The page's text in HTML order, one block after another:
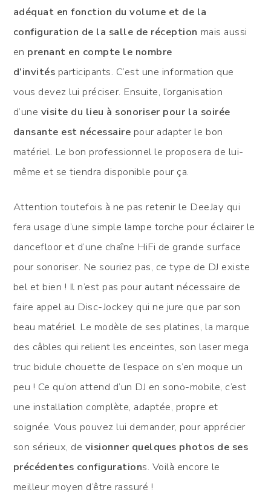
adéquat en fonction du volume et de la
configuration de la salle de réception mais aussi
en prenant en compte le nombre
d’invités participants. C’est une information que
vous devez lui préciser. Ensuite, l’organisation
d’une visite du lieu à sonoriser pour la soirée
dansante est nécessaire pour adapter le bon
matériel. Le bon professionnel le proposera de lui-
même et se tiendra disponible pour ça.
Attention toutefois à ne pas retenir le DeeJay qui
fera usage d’une simple lampe torche pour éclairer le
dancefloor et d’une chaîne HiFi de grande surface
pour sonoriser. Ne souriez pas, ce type de DJ existe
bel et bien ! Il n’est pas pour autant nécessaire de
faire appel au Disc-Jockey qui ne jure que par son
beau matériel. Le modèle de ses platines, la marque
des câbles qui relient les enceintes, son laser mega
truc bidule chouette de l’espace on s’en moque un
peu ! Ce qu’on attend d’un DJ en sono-mobile, c’est
une installation complète, adaptée, propre et
soignée. Vous pouvez lui demander, pour apprécier
son sérieux, de visionner quelques photos de ses
précédentes configurations. Voilà encore le
meilleur moyen d’être rassuré !